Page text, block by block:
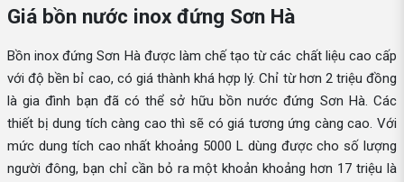
Giá bồn nước inox đứng Sơn Hà
Bồn inox đứng Sơn Hà được làm chế tạo từ các chất liệu cao cấp
với độ bền bỉ cao, có giá thành khá hợp lý. Chỉ từ hơn 2 triệu đồng
là gia đình bạn đã có thể sở hữu bồn nước đứng Sơn Hà. Các
thiết bị dung tích càng cao thì sẽ có giá tương ứng càng cao. Với
mức dung tích cao nhất khoảng 5000 L dùng được cho số lượng
người đông, bạn chỉ cần bỏ ra một khoản khoảng hơn 17 triệu là